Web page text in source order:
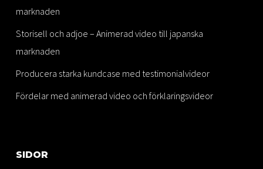
marknaden
Storisell och adjoe – Animerad video till japanska
marknaden
Producera starka kundcase med testimonialvideor
Fördelar med animerad video och förklaringsvideor
SIDOR